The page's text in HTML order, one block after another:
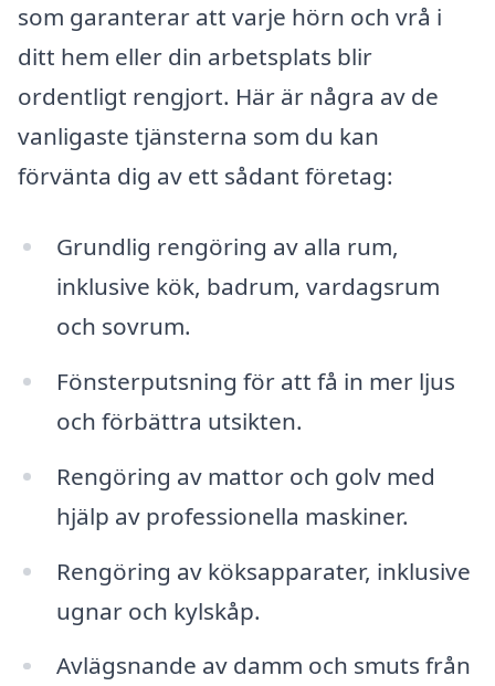
som garanterar att varje hörn och vrå i
ditt hem eller din arbetsplats blir
ordentligt rengjort. Här är några av de
vanligaste tjänsterna som du kan
förvänta dig av ett sådant företag:
Grundlig rengöring av alla rum,
inklusive kök, badrum, vardagsrum
och sovrum.
Fönsterputsning för att få in mer ljus
och förbättra utsikten.
Rengöring av mattor och golv med
hjälp av professionella maskiner.
Rengöring av köksapparater, inklusive
ugnar och kylskåp.
Avlägsnande av damm och smuts från